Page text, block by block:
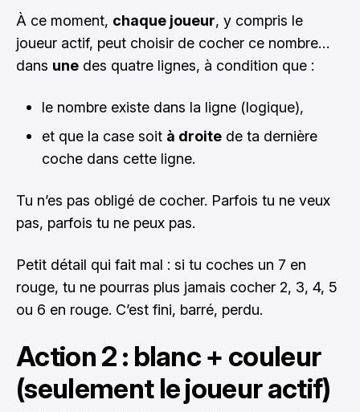
À ce moment, chaque joueur, y compris le
joueur actif, peut choisir de cocher ce nombre…
dans une des quatre lignes, à condition que :
le nombre existe dans la ligne (logique),
et que la case soit à droite de ta dernière
coche dans cette ligne.
Tu n’es pas obligé de cocher. Parfois tu ne veux
pas, parfois tu ne peux pas.
Petit détail qui fait mal : si tu coches un 7 en
rouge, tu ne pourras plus jamais cocher 2, 3, 4, 5
ou 6 en rouge. C’est fini, barré, perdu.
Action 2 : blanc + couleur
(seulement le joueur actif)